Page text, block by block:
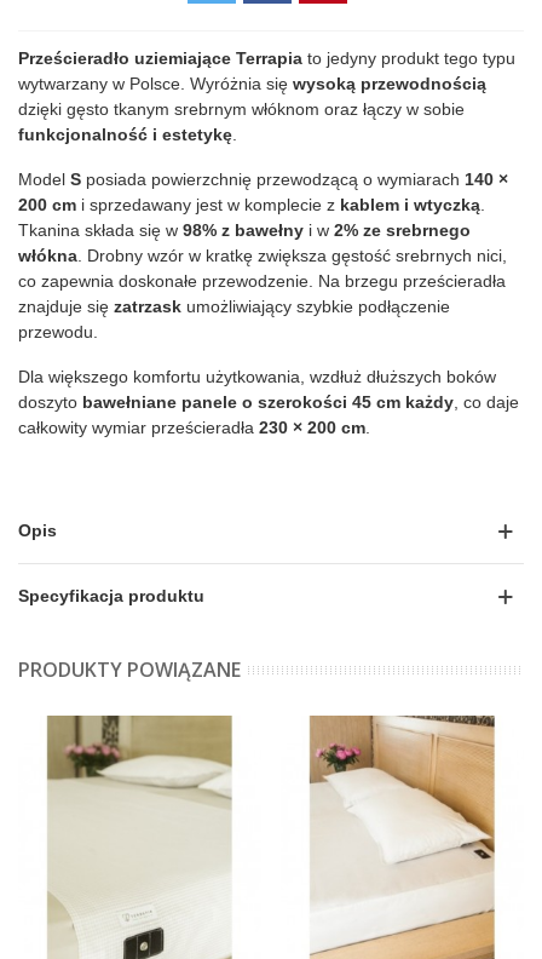
Prześcieradło uziemiające Terrapia to jedyny produkt tego typu
wytwarzany w Polsce. Wyróżnia się wysoką przewodnością
dzięki gęsto tkanym srebrnym włóknom oraz łączy w sobie
funkcjonalność i estetykę
Model S posiada powierzchnię przewodzącą o wymiarach 140 ×
200 cm i sprzedawany jest w komplecie z kablem i wtyczką
Tkanina składa się w 98% z bawełny i w 2% ze srebrnego
włókna . Drobny wzór w kratkę zwiększa gęstość srebrnych nici,
co zapewnia doskonałe przewodzenie. Na brzegu prześcieradła
znajduje się zatrzask umożliwiający szybkie podłączenie
przewodu.
Dla większego komfortu użytkowania, wzdłuż dłuższych boków
doszyto bawełniane panele o szerokości 45 cm każdy , co daje
całkowity wymiar prześcieradła 230 × 200 cm
Opis
Specyfikacja produktu
PRODUKTY POWIĄZANE